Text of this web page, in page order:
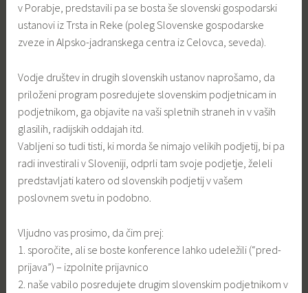
v Porabje, predstavili pa se bosta še slovenski gospodarski
ustanovi iz Trsta in Reke (poleg Slovenske gospodarske
zveze in Alpsko-jadranskega centra iz Celovca, seveda).
Vodje društev in drugih slovenskih ustanov naprošamo, da
priloženi program posredujete slovenskim podjetnicam in
podjetnikom, ga objavite na vaši spletnih straneh in v vaših
glasilih, radijskih oddajah itd.
Vabljeni so tudi tisti, ki morda še nimajo velikih podjetij, bi pa
radi investirali v Sloveniji, odprli tam svoje podjetje, želeli
predstavljati katero od slovenskih podjetij v vašem
poslovnem svetu in podobno.
Vljudno vas prosimo, da čim prej:
1. sporočite, ali se boste konference lahko udeležili (“pred-
prijava”) – izpolnite prijavnico
2. naše vabilo posredujete drugim slovenskim podjetnikom v